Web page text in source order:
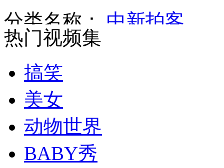
深圳乞丐带POS机乞讨
江苏一家因得罪邻居遭焚尸
北京地铁猥琐男偷摸女子下体
分类名称： 中新拍客
热门视频集
搞笑
美女
动物世界
BABY秀